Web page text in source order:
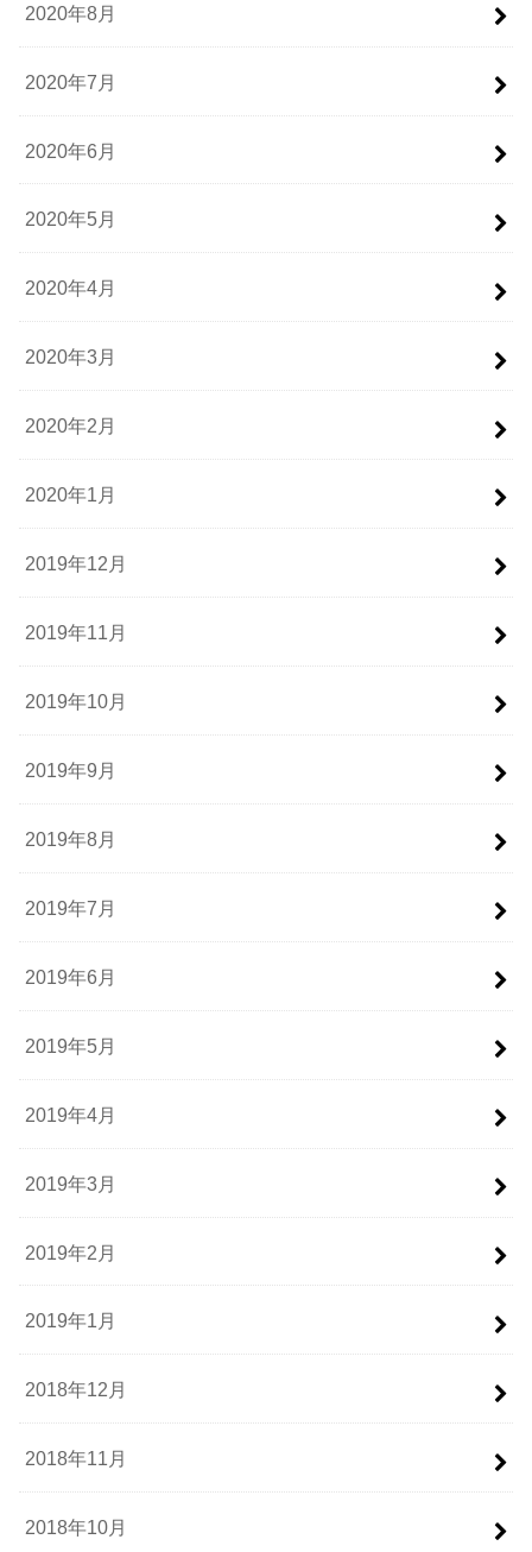
2020年8月
2020年7月
2020年6月
2020年5月
2020年4月
2020年3月
2020年2月
2020年1月
2019年12月
2019年11月
2019年10月
2019年9月
2019年8月
2019年7月
2019年6月
2019年5月
2019年4月
2019年3月
2019年2月
2019年1月
2018年12月
2018年11月
2018年10月